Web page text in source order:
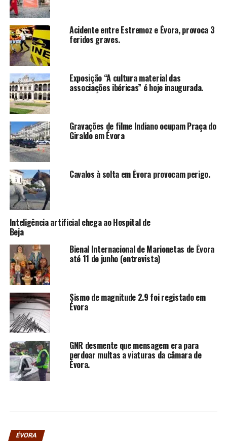
Acidente entre Estremoz e Évora, provoca 3
feridos graves.
Exposição “A cultura material das
associações ibéricas” é hoje inaugurada.
Gravações de filme Indiano ocupam Praça do
Giraldo em Évora
Cavalos à solta em Évora provocam perigo.
Inteligência artificial chega ao Hospital de
Beja
Bienal Internacional de Marionetas de Évora
até 11 de junho (entrevista)
Sismo de magnitude 2.9 foi registado em
Évora
GNR desmente que mensagem era para
perdoar multas a viaturas da câmara de
Évora.
ÉVORA